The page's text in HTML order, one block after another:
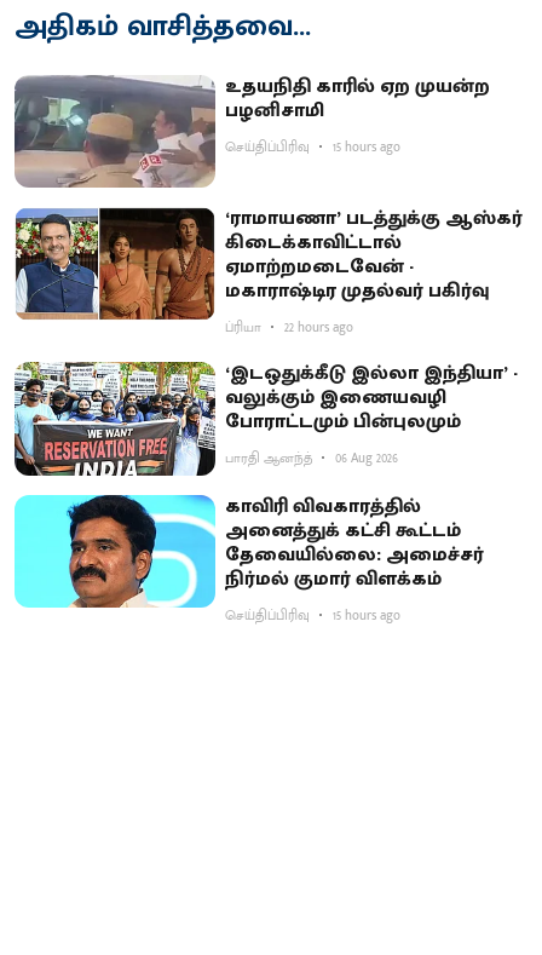
அதிகம் வாசித்தவை...
உதயநிதி காரில் ஏற முயன்ற
பழனிசாமி
செய்திப்பிரிவு 15 hours ago
‘ராமாயணா’ படத்துக்கு ஆஸ்கர்
கிடைக்காவிட்டால்
ஏமாற்றமடைவேன் -
மகாராஷ்டிர முதல்வர் பகிர்வு
ப்ரியா 22 hours ago
‘இடஒதுக்கீடு இல்லா இந்தியா’ -
வலுக்கும் இணையவழி
போராட்டமும் பின்புலமும்
பாரதி ஆனந்த் 06 Aug 2026
காவிரி விவகாரத்தில்
அனைத்துக் கட்சி கூட்டம்
தேவையில்லை: அமைச்சர்
நிர்மல் குமார் விளக்கம்
செய்திப்பிரிவு 15 hours ago